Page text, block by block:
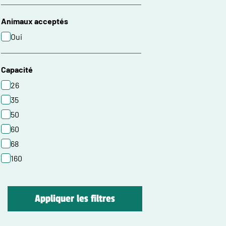
Animaux acceptés
Oui
Capacité
26
35
50
60
68
160
Appliquer les filtres